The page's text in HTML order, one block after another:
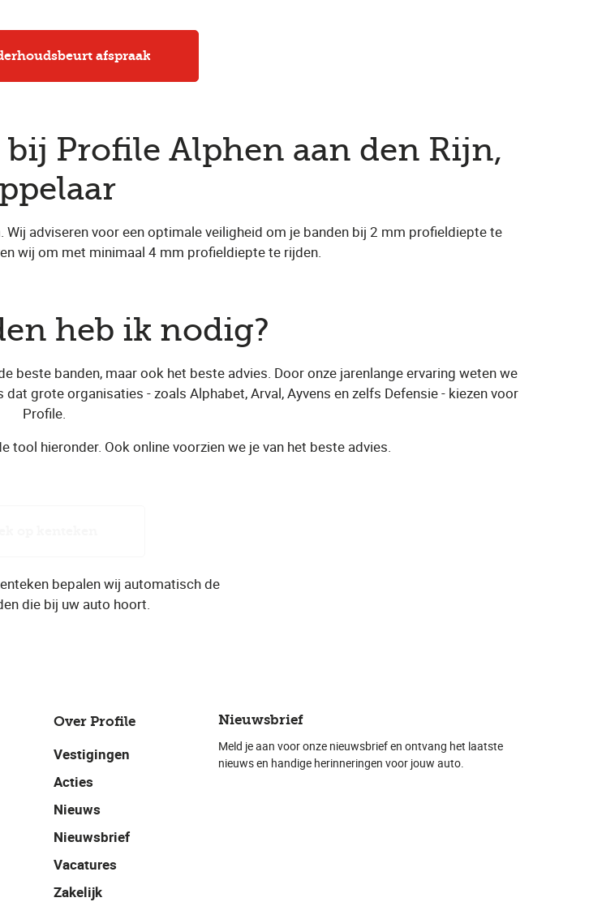
afspraak
bij Profile Alphen aan den Rijn,
adviseren voor een optimale veiligheid om je banden bij 2 mm profieldiepte te
wij om met minimaal 4 mm profieldiepte te rijden.
heb ik nodig?
beste banden, maar ook het beste advies. Door onze jarenlange ervaring weten we
grote organisaties - zoals Alphabet, Arval, Ayvens en zelfs Defensie - kiezen voor
Profile.
tool hieronder. Ook online voorzien we je van het beste advies.
bepalen wij automatisch de
die bij uw auto hoort.
Over Profile
Vestigingen
Acties
Nieuws
Nieuwsbrief
Vacatures
Zakelijk
Nieuwsbrief
Meld je aan voor onze nieuwsbrief en ontvang het laatste
nieuws en handige herinneringen voor jouw auto.